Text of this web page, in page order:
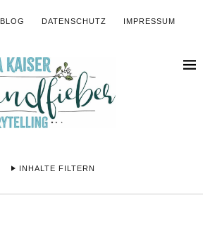
BLOG DATENSCHUTZ IMPRESSUM
INHALTE FILTERN